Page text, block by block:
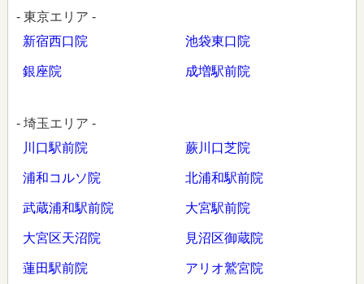
- 東京エリア -
新宿西口院
池袋東口院
銀座院 成増駅前院
- 埼玉エリア -
川口駅前院
蕨川口芝院
浦和コルソ院 北浦和駅前院
武蔵浦和駅前院 大宮駅前院
大宮区天沼院 見沼区御蔵院
蓮田駅前院 アリオ鷲宮院